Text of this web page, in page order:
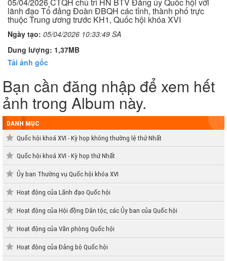
05/04/2026 CTQH chủ trì HN BTV Đảng ủy Quốc hội với
lãnh đạo Tổ đảng Đoàn ĐBQH các tỉnh, thành phố trực
thuộc Trung ương trước KH1, Quốc hội khóa XVI
Ngày tạo: 05/04/2026 10:33:49 SA
Dung lượng: 1,37MB
Tải ảnh gốc
Bạn cần đăng nhập để xem hết
ảnh trong Album này.
DANH MỤC
Quốc hội khoá XVI - Kỳ họp không thường lệ thứ Nhất
Quốc hội khoá XVI - Kỳ họp thứ Nhất
Ủy ban Thường vụ Quốc hội khóa XVI
Hoạt động của Lãnh đạo Quốc hội
Hoạt động của Hội đồng Dân tộc, các Ủy ban của Quốc hội
Hoạt động của Văn phòng Quốc hội
Hoạt động của Đảng bộ Quốc hội